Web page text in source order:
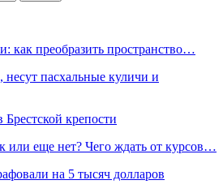
как преобразить пространство…
несут пасхальные куличи и
крепости
или еще нет? Чего ждать от курсов…
на 5 тысяч долларов